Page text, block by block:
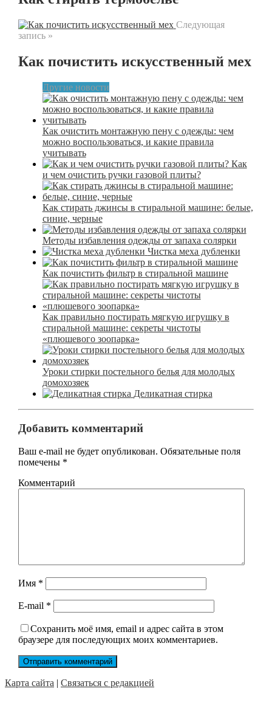
Следующая
запись »
Как почистить искусственный мех
Другие новости
Как очистить монтажную пену с одежды: чем
можно воспользоваться, и какие правила
учитывать
Как
и чем очистить ручки газовой плиты?
Как стирать джинсы в стиральной машине: белые,
синие, черные
Методы избавления одежды от запаха солярки
Чистка меха дубленки
Как почистить фильтр в стиральной машине
Как правильно постирать мягкую игрушку в
стиральной машине: секреты чистоты
«плюшевого зоопарка»
Уроки стирки постельного белья для молодых
домохозяек
Деликатная стирка
Добавить комментарий
Ваш e-mail не будет опубликован. Обязательные поля
помечены *
Комментарий
Имя *
E-mail *
Сохранить моё имя, email и адрес сайта в этом
браузере для последующих моих комментариев.
Карта сайта | Связаться с редакцией